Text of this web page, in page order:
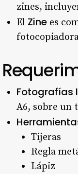
zines,
El Zine es
Fotografías
A6, sobre un
Tijeras
Regla
Lápiz